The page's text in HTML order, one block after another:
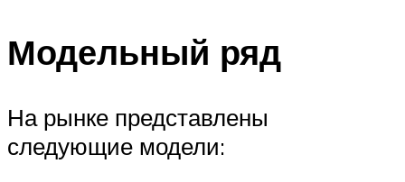
Модельный ряд
На рынке представлены
следующие модели: